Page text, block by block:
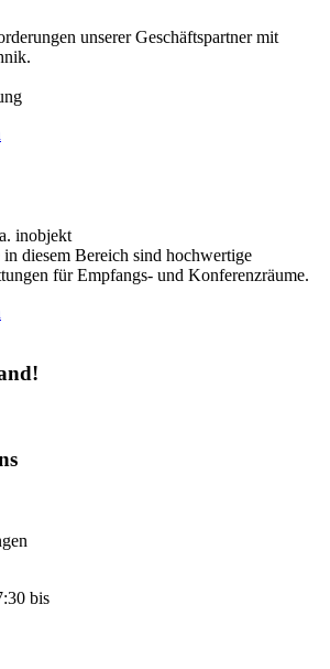
unserer Geschäftspartner mit
inobjekt
diesem Bereich sind hochwertige
für Empfangs- und Konferenzräume.
bis